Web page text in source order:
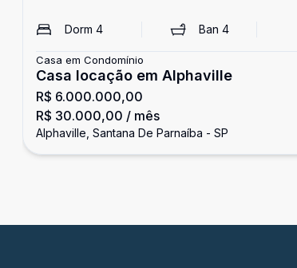
Dorm 4 Ban 4
Casa em Condomínio
Casa locação em Alphaville
R$ 6.000.000,00
R$ 30.000,00 / mês
Alphaville, Santana De Parnaíba - SP